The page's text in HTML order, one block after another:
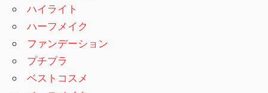
ハイライト
ハーフメイク
ファンデーション
プチプラ
ベストコスメ